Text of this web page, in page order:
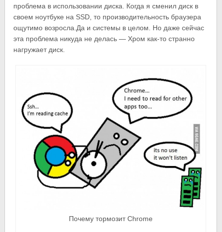
проблема в использовании диска. Когда я сменил диск в
своем ноутбуке на SSD, то производительность браузера
ощутимо возросла.Да и системы в целом. Но даже сейчас
эта проблема никуда не делась — Хром как-то странно
нагружает диск.
Почему тормозит Chrome